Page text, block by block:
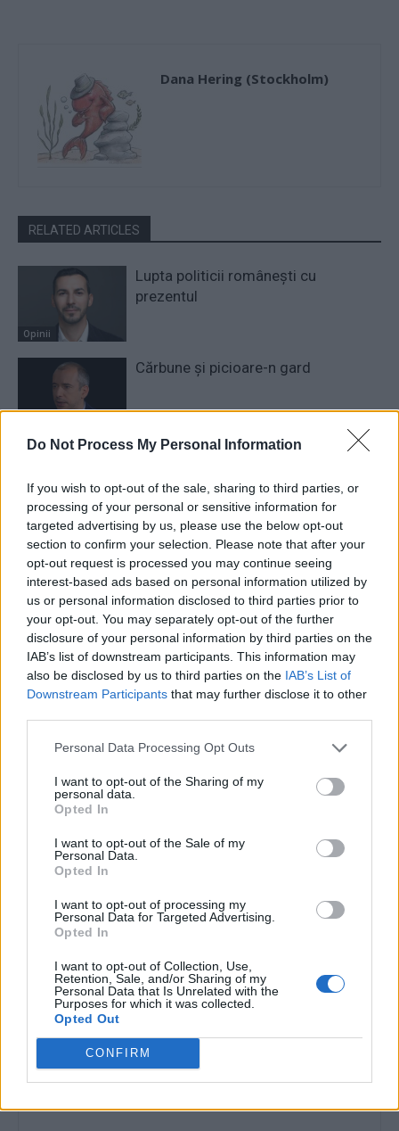
Do Not Process My Personal Information
If you wish to opt-out of the sale, sharing to third parties, or
processing of your personal or sensitive information for
targeted advertising by us, please use the below opt-out
section to confirm your selection. Please note that after your
opt-out request is processed you may continue seeing
interest-based ads based on personal information utilized by
us or personal information disclosed to third parties prior to
your opt-out. You may separately opt-out of the further
disclosure of your personal information by third parties on the
IAB’s list of downstream participants. This information may
also be disclosed by us to third parties on the IAB’s List of
Downstream Participants that may further disclose it to other
Personal Data Processing Opt Outs
I want to opt-out of the Sharing of my
personal data.
Opted In
I want to opt-out of the Sale of my
Personal Data.
Opted In
I want to opt-out of processing my
Personal Data for Targeted Advertising.
Opted In
I want to opt-out of Collection, Use,
Retention, Sale, and/or Sharing of my
Personal Data that Is Unrelated with the
Purposes for which it was collected.
Opted Out
CONFIRM
Dana Hering (Stockholm)
RELATED ARTICLES
Opinii
Lupta politicii românești cu
prezentul
Cărbune și picioare-n gard
bucură: fluviul Dunărea se trece cu
piciorul!
2 COMENTARII
Camelian Propinațiu
duminică, 10 august 2025 La 12.07
Nu ne trezim din iluzia că doar Ion Iliescu a fost
protejat prin tergiversarea proceselor.
Răspundeți
Daac luni, 11 august 2025 La 9.55
Si dureros de adevarat.
Dar realitatea României, dupa 35 de ani , are
morale pentru victimele decembriste si post.
Cine va face dreptate ?
Un stat acaparat de mafioți post comunisti ?
NU CRED !
LĂSAȚI UN MESAJ